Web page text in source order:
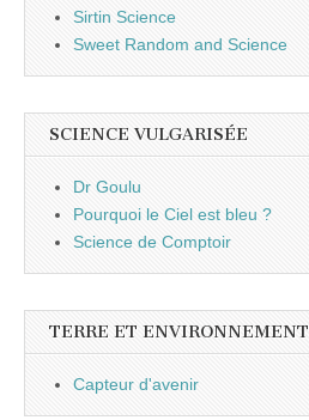
Sirtin Science
Sweet Random and Science
SCIENCE VULGARISÉE
Dr Goulu
Pourquoi le Ciel est bleu ?
Science de Comptoir
TERRE ET ENVIRONNEMENT
Capteur d'avenir